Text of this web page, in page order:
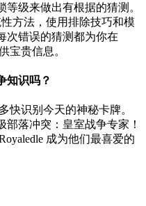
级来做出有根据的猜测。
方法，使用排除技巧和模
次错误的猜测都为你在
宝贵信息。
知识吗？
快识别今天的神秘卡牌。
落冲突：皇室战争专家！
成为他们最喜爱的